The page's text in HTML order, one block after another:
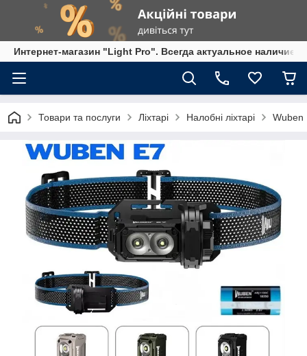
Интернет-магазин "Light Pro". Всегда актуальное
Товари та послуги Ліхтарі Налобні ліхтарі Wuben